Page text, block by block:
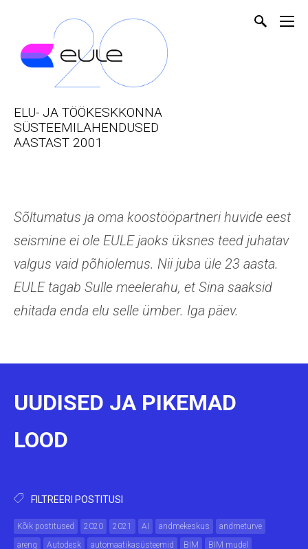
ELU- JA TÖÖKESKKONNA
SÜSTEEMILAHENDUSED
AASTAST 2001
Sõltumatus ja oma koostööpartneri huvide eest
seismine ei ole EULE jaoks üksnes teed juhatav
valgus vaid põhiolemus. Nii juba üle 23 aasta.
EULE tagab Sulle meelerahu, et Sina saaksid
ehitada enda elu selle ümber. Iga päev.
UUDISED JA PIKEMAD
LOOD
FILTREERI POSTITUSI
Kõik postitused 2020 2021 AI andmekeskus
andmeturve
areng
Autodesk automaatikasüsteemid BIM
BIM mudel